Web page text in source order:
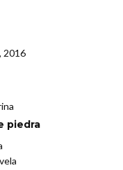
, 2016
piedra